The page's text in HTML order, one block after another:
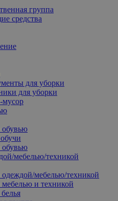
группа
средства
для уборки
для уборки
мусор
обувью
обувью
мебелью/техникой
одеждой/мебелью/техникой
мебелью и техникой